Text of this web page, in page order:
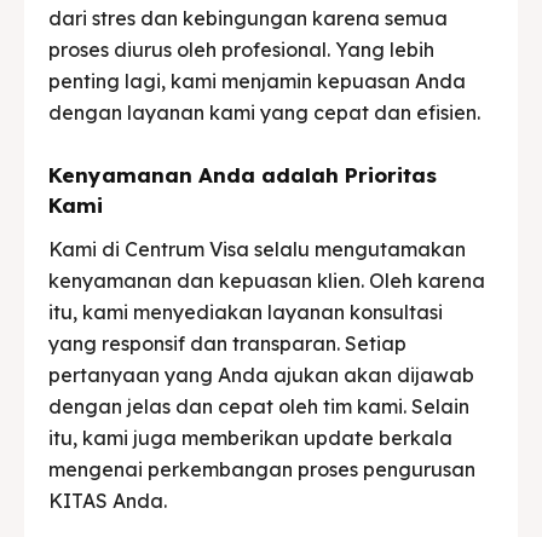
dari stres dan kebingungan karena semua
proses diurus oleh profesional. Yang lebih
penting lagi, kami menjamin kepuasan Anda
dengan layanan kami yang cepat dan efisien.
Kenyamanan Anda adalah Prioritas
Kami
Kami di Centrum Visa selalu mengutamakan
kenyamanan dan kepuasan klien. Oleh karena
itu, kami menyediakan layanan konsultasi
yang responsif dan transparan. Setiap
pertanyaan yang Anda ajukan akan dijawab
dengan jelas dan cepat oleh tim kami. Selain
itu, kami juga memberikan update berkala
mengenai perkembangan proses pengurusan
KITAS Anda.